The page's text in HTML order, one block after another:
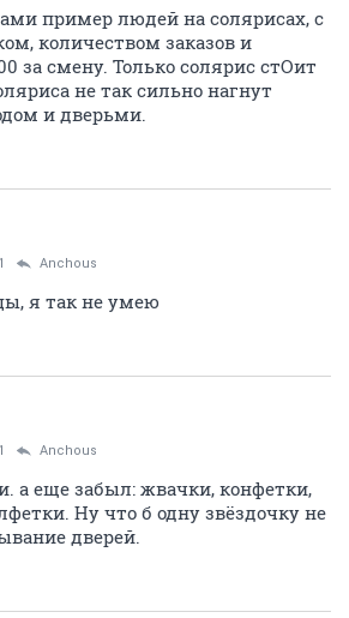
пример людей на солярисах, с
количеством заказов и
за смену. Только солярис стОит
не так сильно нагнут
и дверьми.
Anchous
я так не умею
Anchous
а еще забыл: жвачки, конфетки,
Ну что б одну звёздочку не
дверей.